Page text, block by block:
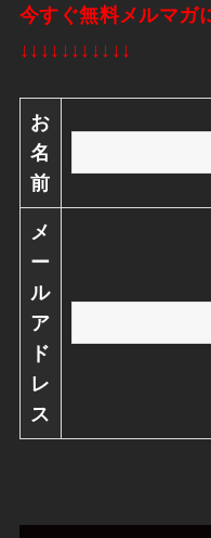
今すぐ無料メルマガ
↓↓↓↓↓↓↓↓↓↓↓
お
名
前
メ
ー
ル
ア
ド
レ
ス